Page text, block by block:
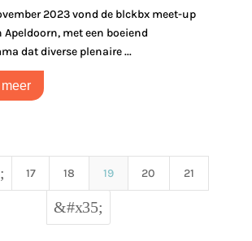
2023 vond de blckbx meet-up
Apeldoorn, met een boeiend
dat diverse plenaire ...
17 18 19 20 21
&#x35;